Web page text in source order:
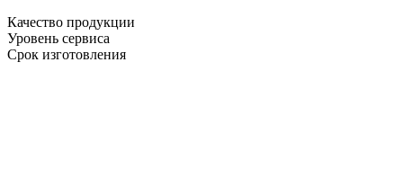
Качество продукции
Уровень сервиса
Срок изготовления